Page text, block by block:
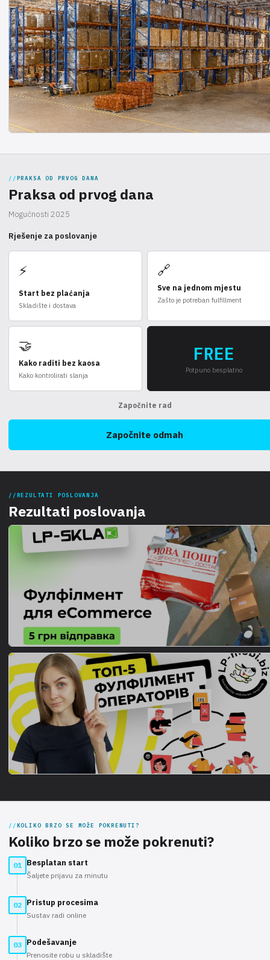
PRAKSA OD PRVOG DANA
Praksa od prvog dana
Mogućnosti 2025
Rješenje za poslovanje
⚡
Start bez plaćanja
Skladište i dostava
🔗
Sve na jednom mjestu
Zašto je potreban fulfillment
🤝
Kako raditi bez kaosa
Kako kontrolirati slanja
FREE
Potpuno besplatno
Započnite rad
Započnite odmah
REZULTATI POSLOVANJA
Rezultati poslovanja
KOLIKO BRZO SE MOŽE POKRENUTI?
Koliko brzo se može pokrenuti?
01 Besplatan start
Šaljete prijavu za minutu
02 Pristup procesima
Sustav radi online
03 Podešavanje
Prenosite robu u skladište